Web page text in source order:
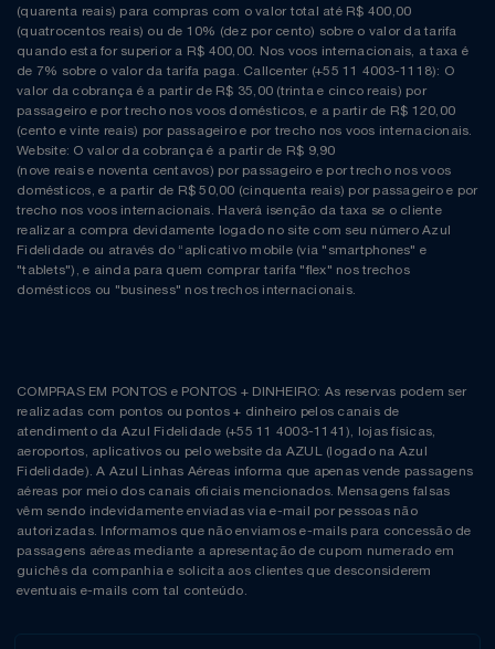
(quarenta reais) para compras com o valor total até R$ 400,00
(quatrocentos reais) ou de 10% (dez por cento) sobre o valor da tarifa
quando esta for superior a R$ 400,00. Nos voos internacionais, a taxa é
de 7% sobre o valor da tarifa paga. Callcenter (+55 11 4003-1118): O
valor da cobrança é a partir de R$ 35,00 (trinta e cinco reais) por
passageiro e por trecho nos voos domésticos, e a partir de R$ 120,00
(cento e vinte reais) por passageiro e por trecho nos voos internacionais.
Website: O valor da cobrança é a partir de R$ 9,90
(nove reais e noventa centavos) por passageiro e por trecho nos voos
domésticos, e a partir de R$ 50,00 (cinquenta reais) por passageiro e por
trecho nos voos internacionais. Haverá isenção da taxa se o cliente
realizar a compra devidamente logado no site com seu número Azul
Fidelidade ou através do “aplicativo mobile (via "smartphones" e
"tablets"), e ainda para quem comprar tarifa "flex" nos trechos
domésticos ou "business" nos trechos internacionais.
COMPRAS EM PONTOS e PONTOS + DINHEIRO: As reservas podem ser
realizadas com pontos ou pontos + dinheiro pelos canais de
atendimento da Azul Fidelidade (+55 11 4003-1141), lojas físicas,
aeroportos, aplicativos ou pelo website da AZUL (logado na Azul
Fidelidade). A Azul Linhas Aéreas informa que apenas vende passagens
aéreas por meio dos canais oficiais mencionados. Mensagens falsas
vêm sendo indevidamente enviadas via e-mail por pessoas não
autorizadas. Informamos que não enviamos e-mails para concessão de
passagens aéreas mediante a apresentação de cupom numerado em
guichês da companhia e solicita aos clientes que desconsiderem
eventuais e-mails com tal conteúdo.